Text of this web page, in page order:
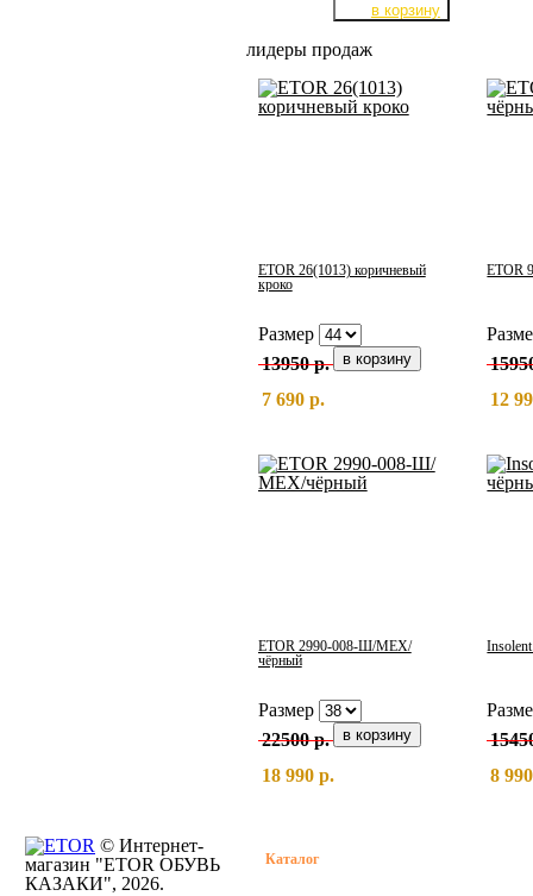
лидеры продаж
ETOR 26(1013) коричневый
кроко
Размер
13950 р.
7 690 р.
ETOR
12
ETOR 2990-008-Ш/МЕХ/
чёрный
Размер
22500 р.
18 990 р.
8
© Интернет-
магазин "ETOR ОБУВЬ
КАЗАКИ", 2026.
Каталог